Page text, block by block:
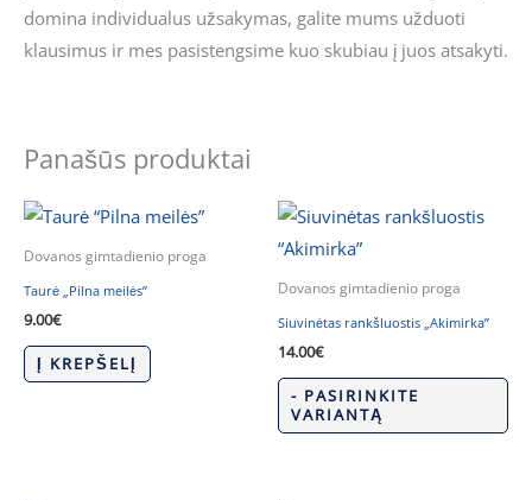
domina individualus užsakymas, galite mums užduoti
klausimus ir mes pasistengsime kuo skubiau į juos atsakyti.
Panašūs produktai
Dovanos gimtadienio proga
Taurė „Pilna meilės”
9.00€
Į KREPŠELĮ
Dovanos gimtadienio proga
Siuvinėtas rankšluostis „Akimirka”
14.00€
- PASIRINKITE
VARIANTĄ